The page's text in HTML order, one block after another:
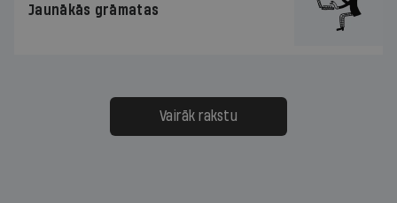
Jaunākās grāmatas
Vairāk rakstu